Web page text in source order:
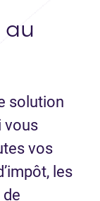
au
solution
vous
vos
les